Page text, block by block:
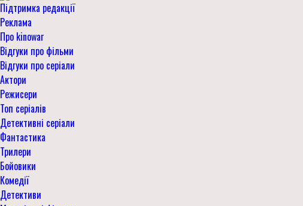
Підтримка редакції
Реклама
Про kinowar
Відгуки про фільми
Відгуки про серіали
Актори
Режисери
Топ серіалів
Детективні серіали
Фантастика
Трилери
Бойовики
Комедії
Детективи